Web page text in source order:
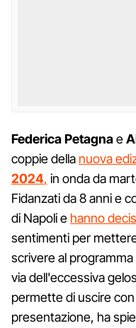
FedericaPetagnae
coppie della nuova
2024, in onda da
Fidanzati da 8 anni e
di Napoli e hanno
sentimenti per
scrivere al
via dell'eccessiva
permette di uscire
presentazione, ha